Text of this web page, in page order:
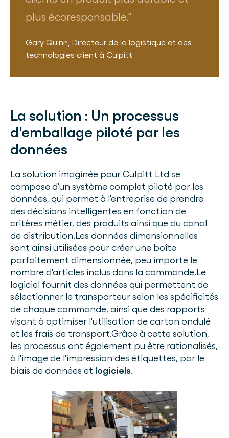
plus écoresponsable.
Gary Quinn, Directeur de la logistique et des
technologies client à Culpitt
La solution : Un processus
d'emballage piloté par les
données
La solution imaginée pour Culpitt Ltd se
compose d'un système complet piloté par les
données, qui permet à l'entreprise de prendre
des décisions intelligentes en fonction de
critères métier, des produits ainsi que du canal
de distribution.Les données dimensionnelles
sont ainsi utilisées pour créer une boîte
parfaitement dimensionnée, peu importe le
nombre d'articles inclus dans la commande.Le
logiciel fournit des données qui permettent de
sélectionner le transporteur selon les spécificités
de chaque commande, ainsi que des rapports
visant à optimiser l'utilisation de carton ondulé
et les frais de transport.Grâce à cette solution,
les processus ont également pu être rationalisés,
à l'image de l'impression des étiquettes, par le
biais de données et logiciels.